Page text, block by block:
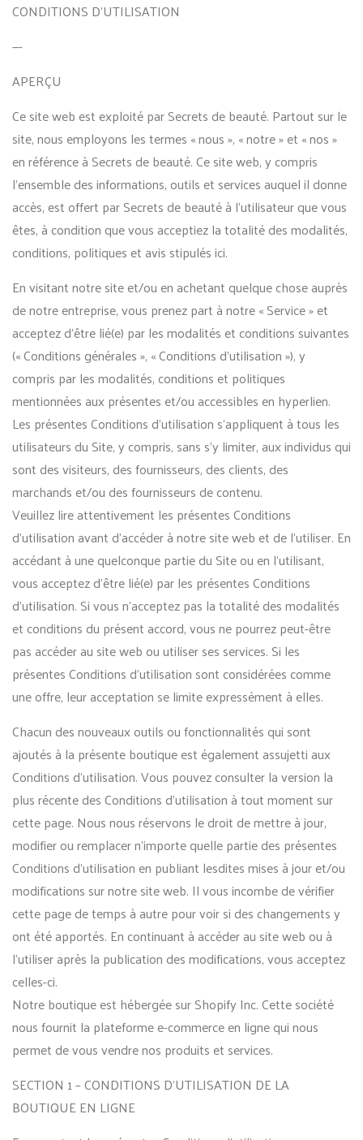
CONDITIONS D’UTILISATION
—-
APERÇU
Ce site web est exploité par Secrets de beauté. Partout sur le
site, nous employons les termes « nous », « notre » et « nos »
en référence à Secrets de beauté. Ce site web, y compris
l’ensemble des informations, outils et services auquel il donne
accès, est offert par Secrets de beauté à l’utilisateur que vous
êtes, à condition que vous acceptiez la totalité des modalités,
conditions, politiques et avis stipulés ici.
En visitant notre site et/ou en achetant quelque chose auprès
de notre entreprise, vous prenez part à notre « Service » et
acceptez d’être lié(e) par les modalités et conditions suivantes
(« Conditions générales », « Conditions d’utilisation »), y
compris par les modalités, conditions et politiques
mentionnées aux présentes et/ou accessibles en hyperlien.
Les présentes Conditions d’utilisation s’appliquent à tous les
utilisateurs du Site, y compris, sans s’y limiter, aux individus qui
sont des visiteurs, des fournisseurs, des clients, des
marchands et/ou des fournisseurs de contenu.
Veuillez lire attentivement les présentes Conditions
d’utilisation avant d’accéder à notre site web et de l’utiliser. En
accédant à une quelconque partie du Site ou en l’utilisant,
vous acceptez d’être lié(e) par les présentes Conditions
d’utilisation. Si vous n’acceptez pas la totalité des modalités
et conditions du présent accord, vous ne pourrez peut-être
pas accéder au site web ou utiliser ses services. Si les
présentes Conditions d’utilisation sont considérées comme
une offre, leur acceptation se limite expressément à elles.
Chacun des nouveaux outils ou fonctionnalités qui sont
ajoutés à la présente boutique est également assujetti aux
Conditions d’utilisation. Vous pouvez consulter la version la
plus récente des Conditions d’utilisation à tout moment sur
cette page. Nous nous réservons le droit de mettre à jour,
modifier ou remplacer n’importe quelle partie des présentes
Conditions d’utilisation en publiant lesdites mises à jour et/ou
modifications sur notre site web. Il vous incombe de vérifier
cette page de temps à autre pour voir si des changements y
ont été apportés. En continuant à accéder au site web ou à
l’utiliser après la publication des modifications, vous acceptez
celles-ci.
Notre boutique est hébergée sur Shopify Inc. Cette société
nous fournit la plateforme e-commerce en ligne qui nous
permet de vous vendre nos produits et services.
SECTION 1 – CONDITIONS D’UTILISATION DE LA
BOUTIQUE EN LIGNE